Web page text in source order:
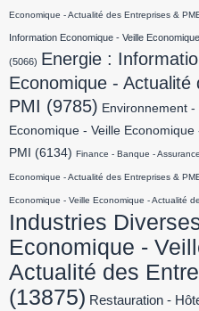
Economique - Actualité des Entreprises &
Information Economique - Veille
(5066) Energie :
Economique -
PMI (9785) Environnement
Economique - Veille
PMI
(6134) Finance - Banque -
Economique - Actualité des Entreprises &
Economique - Veille Economique - Actualité
Industries
Economique -
Actualité des
(13875) Restauration -